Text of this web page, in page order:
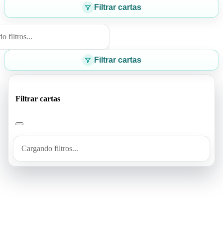
Filtrar cartas
filtros...
Filtrar cartas
Filtrar cartas
Cargando filtros...